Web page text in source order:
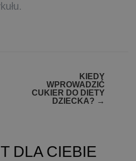
KIEDY
WPROWADZIĆ
CUKIER DO DIETY
DZIECKA? →
DLA CIEBIE